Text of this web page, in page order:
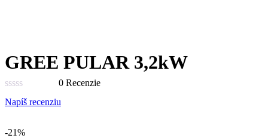
GREE PULAR 3,2kW
Hodnotenie
0
0 Recenzie
Napíš recenziu
-21%